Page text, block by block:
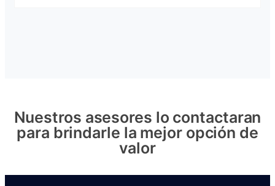
Nuestros asesores lo contactaran
para brindarle la mejor opción de
valor